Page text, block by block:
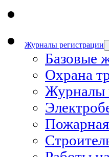
Журналы регистрации
Базовые
Охрана
Журналы
Пожарная